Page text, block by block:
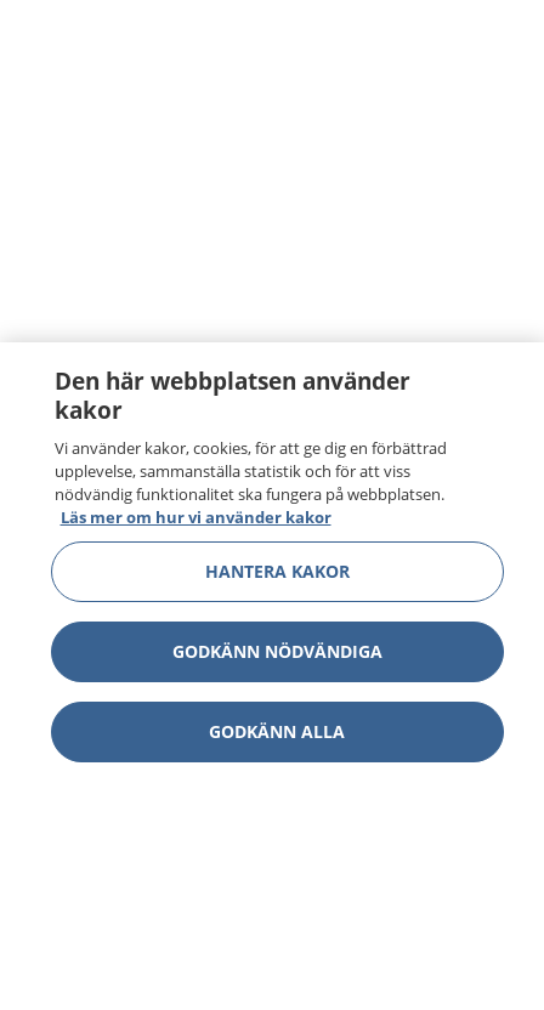
Den här webbplatsen använder
kakor
Vi använder kakor, cookies, för att ge dig en förbättrad
upplevelse, sammanställa statistik och för att viss
nödvändig funktionalitet ska fungera på webbplatsen.
Läs mer om hur vi använder kakor
HANTERA KAKOR
GODKÄNN NÖDVÄNDIGA
GODKÄNN ALLA